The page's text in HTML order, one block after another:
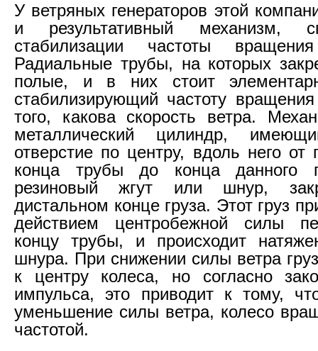
У ветряных генераторов этой
и результативный механизм,
стабилизации частоты
Радиальные трубы, на которых
полые, и в них стоит
стабилизирующий частоту
того, какова скорость ветра.
металлический цилиндр,
отверстие по центру, вдоль него от
конца трубы до конца данного
резиновый жгут или шнур,
дистальном конце груза. Этот груз
действием центробежной силы
концу трубы, и происходит
шнура. При снижении силы ветра
к центру колеса, но согласно
импульса, это приводит к тому,
уменьшение силы ветра, колесо
частотой.